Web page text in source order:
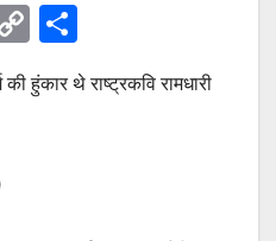
C
p
h
ar
हुंकार थे राष्ट्रकवि रामधारी